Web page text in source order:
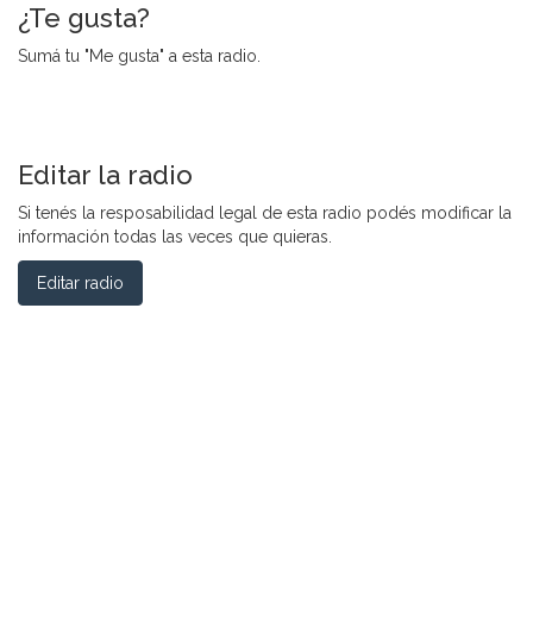
¿Te gusta?
Sumá tu "Me gusta" a esta radio.
Editar la radio
Si tenés la resposabilidad legal de esta radio podés modificar la
información todas las veces que quieras.
Editar radio